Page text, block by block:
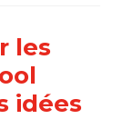
les
idées